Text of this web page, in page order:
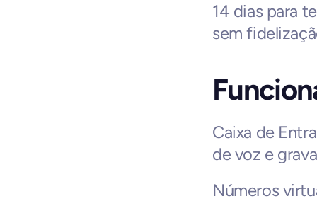
14 dias para
sem
Caixa de
de voz e
Números